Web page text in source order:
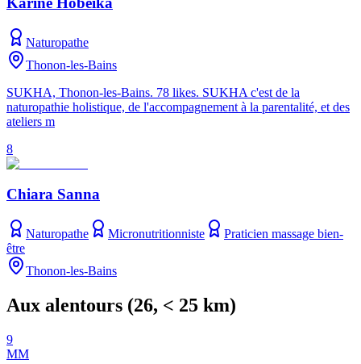
Naturopathe
Thonon-les-Bains
SUKHA, Thonon-les-Bains. 78 likes. SUKHA c'est de la
naturopathie holistique, de l'accompagnement à la parentalité, et des
ateliers m
8
Chiara Sanna
Naturopathe Micronutritionniste
Praticien massage bien-
être
Thonon-les-Bains
Aux alentours (26, < 25 km)
9
MM